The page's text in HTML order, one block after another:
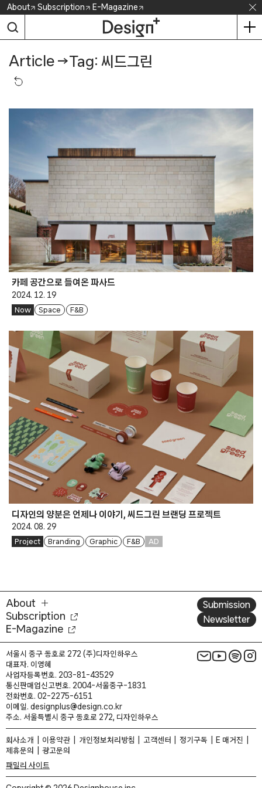
Skip
content
About Subscription E-Magazine
Article →Tag: 씨드그린
카페 공간으로 들여온 파사드
2024. 12. 19
Now Space F&B
디자인의 양분은 언제나 이야기, 씨드그린 브랜딩 프로젝트
2024. 08. 29
Project Branding Graphic F&B AD
About
Subscription
E-Magazine
Submission
Newsletter
서울시 중구 동호로 272 (주)디자인하우스
대표자. 이영혜
사업자등록번호. 203-81-43529
통신판매업신고번호. 2004-서울중구-1831
전화번호. 02-2275-6151
이메일. designplus@design.co.kr
주소. 서울특별시 중구 동호로 272, 디자인하우스
회사소개 이용약관 개인정보처리방침 고객센터 정기구독
E 매거진
제휴문의
광고문의
패밀리 사이트